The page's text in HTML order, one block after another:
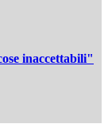
inaccettabili"